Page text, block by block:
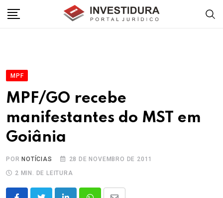
MPF
MPF/GO recebe
manifestantes do MST em
Goiânia
POR NOTÍCIAS
28 DE NOVEMBRO DE 2011
2 MIN. DE LEITURA